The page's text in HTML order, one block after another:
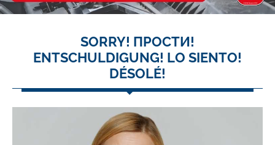
SORRY! ПРОСТИ!
ENTSCHULDIGUNG! LO SIENTO!
DÉSOLÉ!